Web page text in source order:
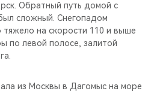
Обратный путь домой с
сложный. Снегопадом
на скорости 110 и выше
по левой полосе, залитой
из Москвы в Дагомыс на море